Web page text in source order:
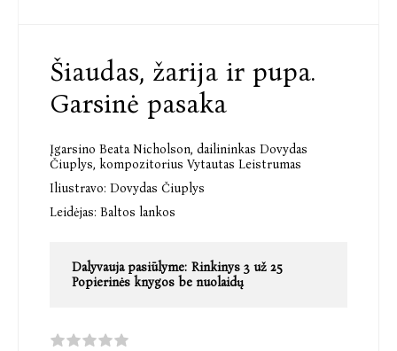
Šiaudas, žarija ir pupa.
Garsinė pasaka
Įgarsino Beata Nicholson, dailininkas Dovydas
Čiuplys, kompozitorius Vytautas Leistrumas
Iliustravo: Dovydas Čiuplys
Leidėjas: Baltos lankos
Dalyvauja pasiūlyme: Rinkinys 3 už 25
Popierinės knygos be nuolaidų